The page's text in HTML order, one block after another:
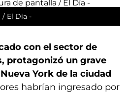
/ El Día -
con el sector de
protagonizó un grave
York de la ciudad
habrían ingresado por